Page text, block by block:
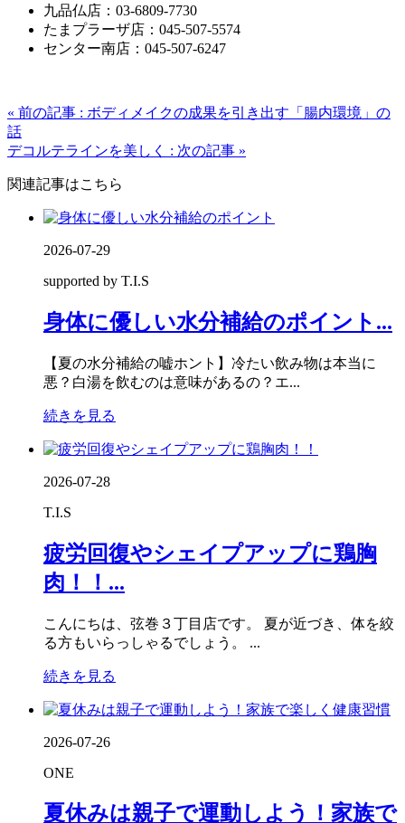
九品仏店：03-6809-7730
たまプラーザ店：045-507-5574
センター南店：045-507-6247
« 前の記事 : ボディメイクの成果を引き出す「腸内環境」の
話
デコルテラインを美しく : 次の記事 »
関連記事はこちら
2026-07-29
supported by T.I.S
身体に優しい水分補給のポイント...
【夏の水分補給の嘘ホント】冷たい飲み物は本当に
悪？白湯を飲むのは意味があるの？エ...
続きを見る
2026-07-28
T.I.S
疲労回復やシェイプアップに鶏胸
肉！！...
こんにちは、弦巻３丁目店です。 夏が近づき、体を絞
る方もいらっしゃるでしょう。 ...
続きを見る
2026-07-26
ONE
夏休みは親子で運動しよう！家族で